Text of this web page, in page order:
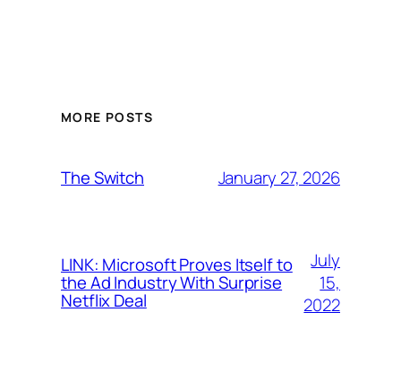
MORE POSTS
The Switch January 27, 2026
LINK: Microsoft Proves Itself to
the Ad Industry With Surprise
Netflix Deal
July
15,
2022